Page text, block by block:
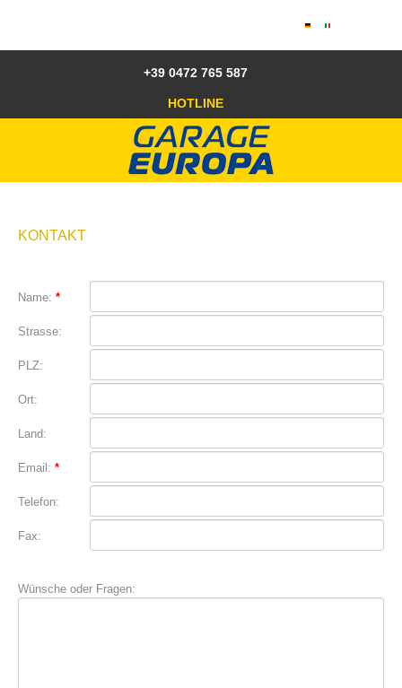
+39 0472 765 587
HOTLINE
KONTAKT
Name: *
Strasse:
PLZ:
Ort:
Land:
Email: *
Telefon:
Fax:
Wünsche oder Fragen: